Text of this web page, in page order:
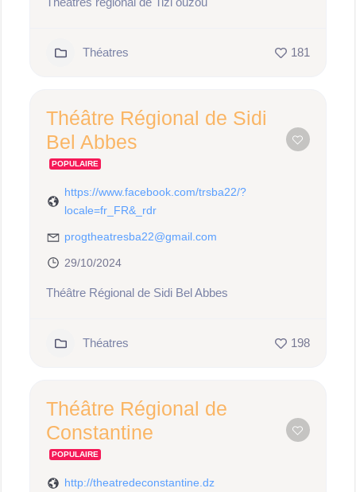
Théatres 181
Théâtre Régional de Sidi
Bel Abbes
POPULAIRE
https://www.facebook.com/trsba22/?
locale=fr_FR&_rdr
progtheatresba22@gmail.com
29/10/2024
Théâtre Régional de Sidi Bel Abbes
Théatres 198
Théâtre Régional de
Constantine
POPULAIRE
http://theatredeconstantine.dz